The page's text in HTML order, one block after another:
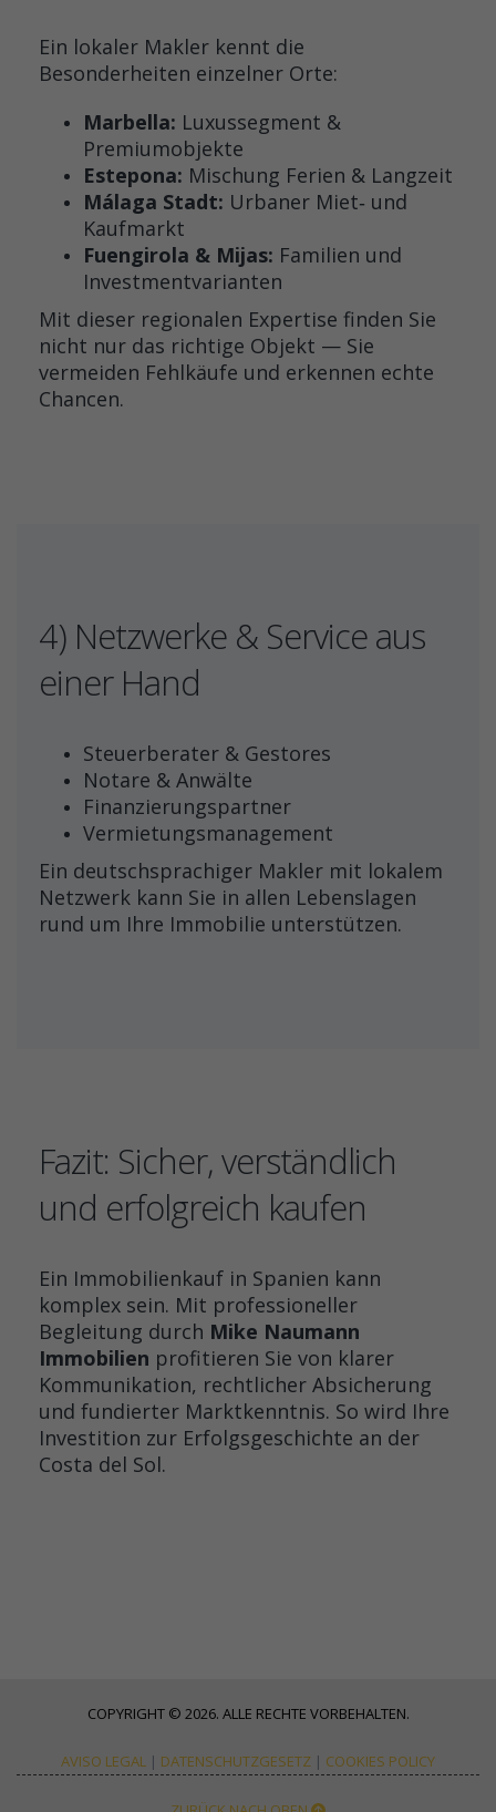
Ein lokaler Makler kennt die
Besonderheiten einzelner Orte:
Marbella: Luxussegment &
Premiumobjekte
Estepona: Mischung Ferien & Langzeit
Málaga Stadt: Urbaner Miet‑ und
Kaufmarkt
Fuengirola & Mijas: Familien und
Investmentvarianten
Mit dieser regionalen Expertise finden Sie
nicht nur das richtige Objekt — Sie
vermeiden Fehlkäufe und erkennen echte
Chancen.
4) Netzwerke & Service aus
einer Hand
Steuerberater & Gestores
Notare & Anwälte
Finanzierungspartner
Vermietungsmanagement
Ein deutschsprachiger Makler mit lokalem
Netzwerk kann Sie in allen Lebenslagen
rund um Ihre Immobilie unterstützen.
Fazit: Sicher, verständlich
und erfolgreich kaufen
Ein Immobilienkauf in Spanien kann
komplex sein. Mit professioneller
Begleitung durch Mike Naumann
Immobilien profitieren Sie von klarer
Kommunikation, rechtlicher Absicherung
und fundierter Marktkenntnis. So wird Ihre
Investition zur Erfolgsgeschichte an der
Costa del Sol.
COPYRIGHT © 2026. ALLE RECHTE VORBEHALTEN.
AVISO LEGAL | DATENSCHUTZGESETZ | COOKIES POLICY